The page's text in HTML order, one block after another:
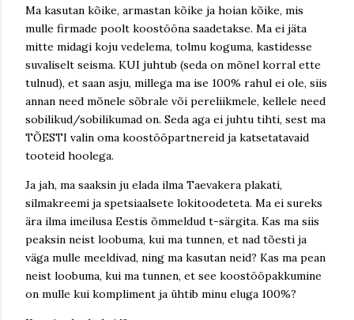
Ma kasutan kõike, armastan kõike ja hoian kõike, mis
mulle firmade poolt koostööna saadetakse. Ma ei jäta
mitte midagi koju vedelema, tolmu koguma, kastidesse
suvaliselt seisma. KUI juhtub (seda on mõnel korral ette
tulnud), et saan asju, millega ma ise 100% rahul ei ole, siis
annan need mõnele sõbrale või pereliikmele, kellele need
sobilikud/sobilikumad on. Seda aga ei juhtu tihti, sest ma
TÕESTI valin oma koostööpartnereid ja katsetatavaid
tooteid hoolega.
Ja jah, ma saaksin ju elada ilma Taevakera plakati,
silmakreemi ja spetsiaalsete lokitoodeteta. Ma ei sureks
ära ilma imeilusa Eestis õmmeldud t-särgita. Kas ma siis
peaksin neist loobuma, kui ma tunnen, et nad tõesti ja
väga mulle meeldivad, ning ma kasutan neid? Kas ma pean
neist loobuma, kui ma tunnen, et see koostööpakkumine
on mulle kui kompliment ja ühtib minu eluga 100%?